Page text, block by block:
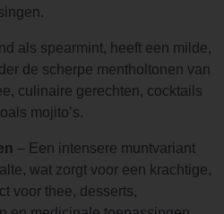
als spearmint, heeft een milde,
de scherpe mentholtonen van
culinaire gerechten, cocktails
mojito’s.
– Een intensere muntvariant
wat zorgt voor een krachtige,
voor thee, desserts,